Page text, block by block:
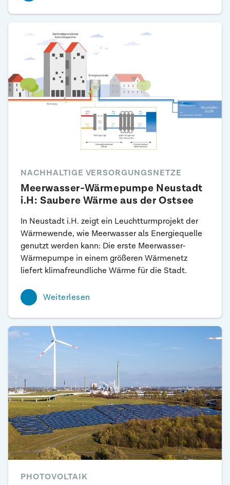
NACHHALTIGE VERSORGUNGSNETZE
Meerwasser-Wärmepumpe Neustadt
i.H: Saubere Wärme aus der Ostsee
In Neustadt i.H. zeigt ein Leuchtturmprojekt der
Wärmewende, wie Meerwasser als Energiequelle
genutzt werden kann: Die erste Meerwasser-
Wärmepumpe in einem größeren Wärmenetz
liefert klimafreundliche Wärme für die Stadt.
Weiterlesen
PHOTOVOLTAIK